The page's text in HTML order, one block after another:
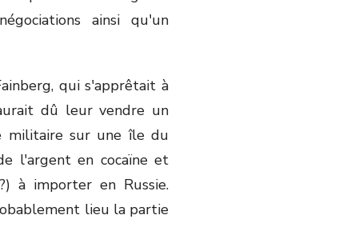
ainsi qu'un
qui s'apprêtait à
dû leur vendre un
militaire sur une île du
l'argent en cocaïne et
à importer en Russie.
lieu la partie